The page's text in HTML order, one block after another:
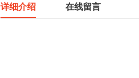
详细介绍 在线留言